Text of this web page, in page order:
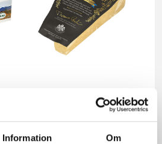
Information Om
Västerbottensost®